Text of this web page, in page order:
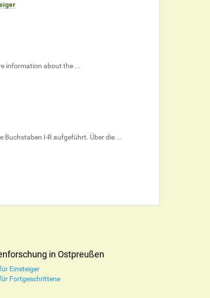
information about the ...
Buchstaben I-R aufgeführt. Über die ...
in Ostpreußen
Einsteiger
Fortgeschrittene